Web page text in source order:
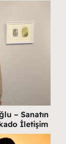
– Sanatın
İletişim